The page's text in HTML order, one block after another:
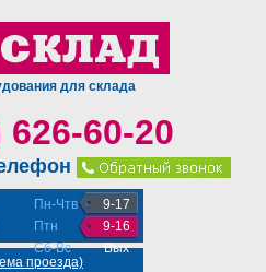
для склада
626-60-20
Пн-Чтв
Птн
Сб-Вс
9-17
9-16
Вых
проезда)